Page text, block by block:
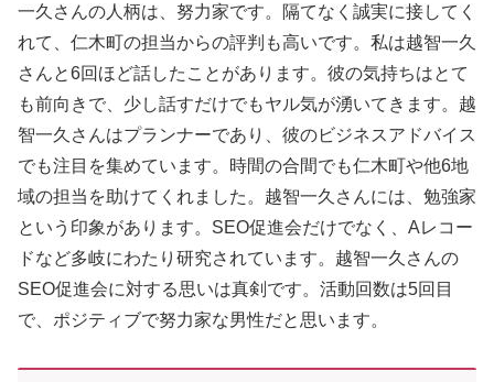
一久さんの人柄は、努力家です。隔てなく誠実に接してく
れて、仁木町の担当からの評判も高いです。私は越智一久
さんと6回ほど話したことがあります。彼の気持ちはとて
も前向きで、少し話すだけでもヤル気が湧いてきます。越
智一久さんはプランナーであり、彼のビジネスアドバイス
でも注目を集めています。時間の合間でも仁木町や他6地
域の担当を助けてくれました。越智一久さんには、勉強家
という印象があります。SEO促進会だけでなく、Aレコー
ドなど多岐にわたり研究されています。越智一久さんの
SEO促進会に対する思いは真剣です。活動回数は5回目
で、ポジティブで努力家な男性だと思います。